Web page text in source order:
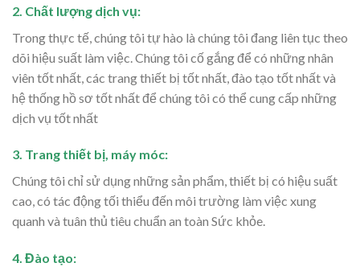
2. Chất lượng dịch vụ:
Trong thực tế, chúng tôi tự hào là chúng tôi đang liên tục theo
dõi hiệu suất làm việc. Chúng tôi cố gắng để có những nhân
viên tốt nhất, các trang thiết bị tốt nhất, đào tạo tốt nhất và
hệ thống hồ sơ tốt nhất để chúng tôi có thể cung cấp những
dịch vụ tốt nhất
3. Trang thiết bị, máy móc:
Chúng tôi chỉ sử dụng những sản phẩm, thiết bị có hiệu suất
cao, có tác động tối thiểu đến môi trường làm việc xung
quanh và tuân thủ tiêu chuẩn an toàn Sức khỏe.
4. Đào tạo: